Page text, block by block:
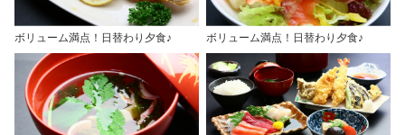
ボリューム満点！日替わり夕食♪ ボリューム満点！日替わり夕食♪